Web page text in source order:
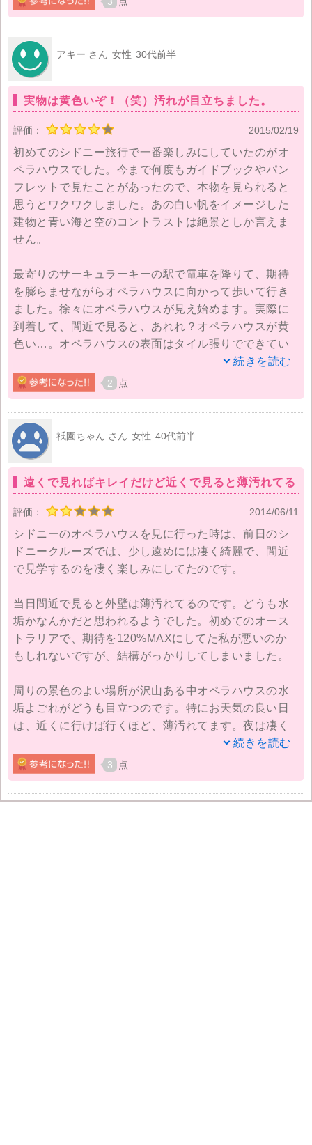
ないかなと思ったほどでした。これならよっぽどメル
ボルンの方が近代的な都市と歴史的な建物が融合され
ていて、観光地としては素晴らしいと思いました。
アキー さん 女性 30代前半
実物は黄色いぞ！（笑）汚れが目立ちました。
評価： 2015/02/19
初めてのシドニー旅行で一番楽しみにしていたのがオ
ペラハウスでした。今まで何度もガイドブックやパン
フレットで見たことがあったので、本物を見られると
思うとワクワクしました。あの白い帆をイメージした
建物と青い海と空のコントラストは絶景としか言えま
せん。
最寄りのサーキュラーキーの駅で電車を降りて、期待
を膨らませながらオペラハウスに向かって歩いて行き
ました。徐々にオペラハウスが見え始めます。実際に
到着して、間近で見ると、あれれ？オペラハウスが黄
色い…。オペラハウスの表面はタイル張りでできてい
ますが、白いタイルが古びて汚れなどで変色した黄色
という感じです。
あの写真の白さはどうなってしまったの？もしやフォ
トショップ？？超ガッカリです。まあ、建ててから40
年経てば仕方がないと言えばそうなんでしょうけど。
私の想像していた純白のオペラハウスではありません
でした。残念！
続きを読む
2 点
祇園ちゃん さん 女性 40代前半
遠くで見ればキレイだけど近くで見ると薄汚れてる
評価： 2014/06/11
シドニーのオペラハウスを見に行った時は、前日のシ
ドニークルーズでは、少し遠めには凄く綺麗で、間近
で見学するのを凄く楽しみにしてたのです。
当日間近で見ると外壁は薄汚れてるのです。どうも水
垢かなんかだと思われるようでした。初めてのオース
トラリアで、期待を120%MAXにしてた私が悪いのか
もしれないですが、結構がっかりしてしまいました。
周りの景色のよい場所が沢山ある中オペラハウスの水
垢よごれがどうも目立つのです。特にお天気の良い日
は、近くに行けば行くほど、薄汚れてます。夜は凄く
綺麗で本当に素敵だったたけあってほんに残念でし
た。もう少しなんとかして綺麗にならないもんだろう
かなぁ。
続きを読む
3 点